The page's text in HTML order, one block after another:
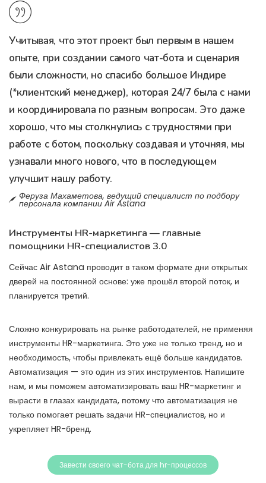
Учитывая, что этот проект был первым в нашем
опыте, при создании самого чат-бота и сценария
были сложности, но спасибо большое Индире
(*клиентский менеджер), которая 24/7 была с нами
и координировала по разным вопросам. Это даже
хорошо, что мы столкнулись с трудностями при
работе с ботом, поскольку создавая и уточняя, мы
узнавали много нового, что в последующем
улучшит нашу работу.
Феруза Махаметова, ведущий специалист по подбору
персонала компании Air Astana
Инструменты HR-маркетинга — главные
помощники HR-специалистов 3.0
Сейчас Air Astana проводит в таком формате дни открытых
дверей на постоянной основе: уже прошёл второй поток, и
планируется третий.
Сложно конкурировать на рынке работодателей, не применяя
инструменты HR-маркетинга. Это уже не только тренд, но и
необходимость, чтобы привлекать ещё больше кандидатов.
Автоматизация — это один из этих инструментов. Напишите
нам, и мы поможем автоматизировать ваш HR-маркетинг и
вырасти в глазах кандидата, потому что автоматизация не
только помогает решать задачи HR-специалистов, но и
укрепляет HR-бренд.
Завести своего чат-бота для hr-процессов